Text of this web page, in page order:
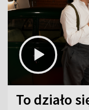
To działo